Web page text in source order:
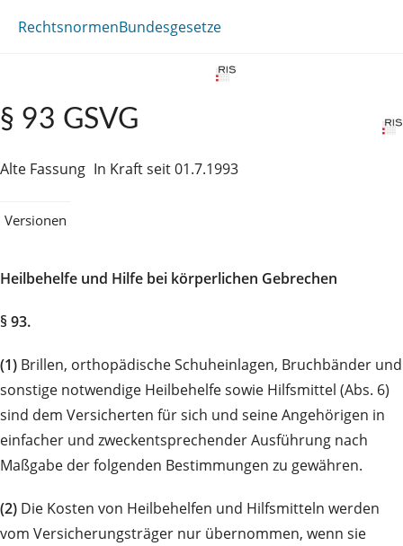
RechtsnormenBundesgesetze
§ 93 GSVG
Alte Fassung In Kraft seit 01.7.1993
Versionen
Heilbehelfe und Hilfe bei körperlichen Gebrechen
§ 93.
(1) Brillen, orthopädische Schuheinlagen, Bruchbänder und
sonstige notwendige Heilbehelfe sowie Hilfsmittel (Abs. 6)
sind dem Versicherten für sich und seine Angehörigen in
einfacher und zweckentsprechender Ausführung nach
Maßgabe der folgenden Bestimmungen zu gewähren.
(2) Die Kosten von Heilbehelfen und Hilfsmitteln werden
vom Versicherungsträger nur übernommen, wenn sie